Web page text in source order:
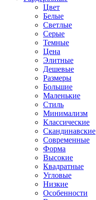
Цвет
Белые
Светлые
Серые
Темные
Цена
Элитные
Дешевые
Размеры
Большие
Маленькие
Стиль
Минимализм
Классические
Скандинавские
Современные
Форма
Высокие
Квадратные
Угловые
Низкие
Особенности